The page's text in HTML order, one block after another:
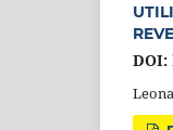
DOI: